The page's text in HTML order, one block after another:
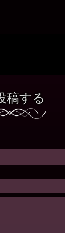
稿する